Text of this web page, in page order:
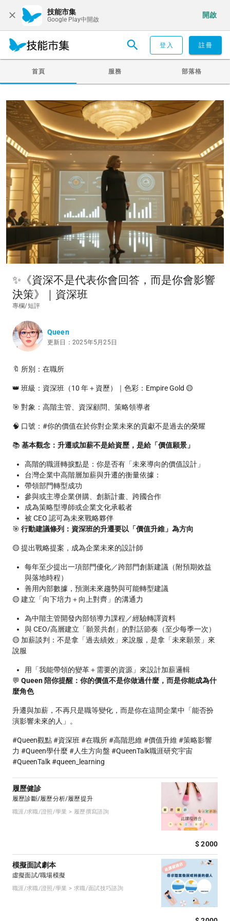
技能市集
Google Play中開啟
開啟
登入 註冊
首頁 服務 部落格
✨《資深不是代表你會回答，而是你會影響
決策》｜資深班
專欄/短評
Queen
更新日：2025年5月25日
🔖 所別：在職所
👑 班級：資深班（10 年＋資歷）｜色彩：Empire Gold 🟡
🎯 對象：高階主管、資深顧問、策略領導者
🧠 口號：#你的價值在於你對企業未來的貢獻不是過去的榮耀
📚基本觀念：升遷或加薪不是給資歷，是給「價值願景」
高階的職涯轉捩點是：你是否有「未來導向的價值設計」
台灣企業中高階層加薪與升遷的衡量依據：
帶領部門轉型成功
參與或主導企業併購、創新計畫、跨國合作
成為策略型導師或企業文化承載者
被 CEO 認可為未來戰略夥伴
🎯 行動建議條列：資深班的升遷要以「價值升維」為方向
🟡 提出戰略提案，成為企業未來的設計師
每年至少提出一項部門優化／跨部門創新建議（附預期效益
與落地時程）
善用內部數據，預測未來趨勢與可能轉型建議
🟡 建立「向下培力＋向上對齊」的溝通力
為中階主管開發內部領導力課程／經驗轉譯資料
與 CEO/高層建立「願景共創」的對話節奏（至少每季一次）
🟡 加薪談判：不是拿「過去績效」來說服，是拿「未來願景」來
說服
用「我能帶領的變革＋需要的資源」來設計加薪邏輯
💬 Queen 陪你提醒：你的價值不是你做過什麼，而是你能成為什
麼角色
升遷與加薪，不再只是職等變化，而是你在這間企業中「能否扮
演影響未來的人」。
#Queen觀點 #資深班 #在職所 #高階思維 #價值升維 #策略影響
力 #Queen學什麼 #人生方向盤 #QueenTalk職涯研究宇宙
#QueenTalk #queen_learning
履歷健診
履歷診斷/履歷分析/履歷提升
職涯/求職/證照/學業 > 履歷撰寫諮詢
$ 2000
模擬面試劇本
虛擬面試/職場模擬
職涯/求職/證照/學業 > 求職/面試技巧諮詢